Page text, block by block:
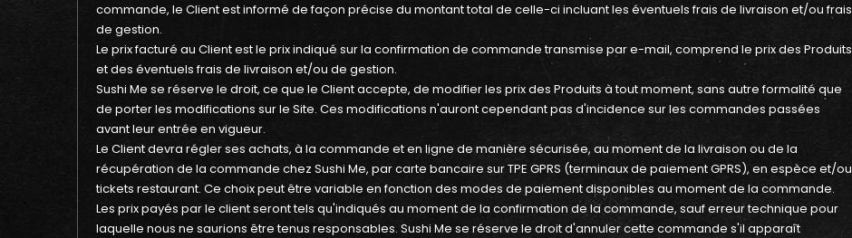
commande, le Client est informé de façon précise du montant total de celle-ci incluant les éventuels frais de livraison et/ou frais
de gestion.
Le prix facturé au Client est le prix indiqué sur la confirmation de commande transmise par e-mail, comprend le prix des Produits
et des éventuels frais de livraison et/ou de gestion.
Sushi Me se réserve le droit, ce que le Client accepte, de modifier les prix des Produits à tout moment, sans autre formalité que
de porter les modifications sur le Site. Ces modifications n'auront cependant pas d'incidence sur les commandes passées
avant leur entrée en vigueur.
Le Client devra régler ses achats, à la commande et en ligne de manière sécurisée, au moment de la livraison ou de la
récupération de la commande chez Sushi Me, par carte bancaire sur TPE GPRS (terminaux de paiement GPRS), en espèce et/ou
tickets restaurant. Ce choix peut être variable en fonction des modes de paiement disponibles au moment de la commande.
Les prix payés par le client seront tels qu'indiqués au moment de la confirmation de la commande, sauf erreur technique pour
laquelle nous ne saurions être tenus responsables. Sushi Me se réserve le droit d'annuler cette commande s'il apparaît